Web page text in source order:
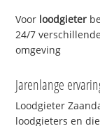
Voor loodgieter
24/7
omgeving
Jarenlange
Loodgieter
loodgieters en